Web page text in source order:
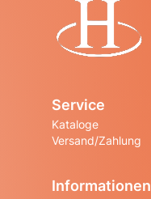
Service
Kataloge
Versand/Zahlung
Informationen